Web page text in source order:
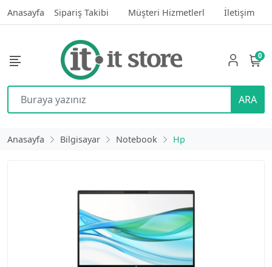
Anasayfa Sipariş Takibi Müşteri Hizmetlerl İletişim
ARA
0
Anasayfa Bilgisayar Notebook Hp